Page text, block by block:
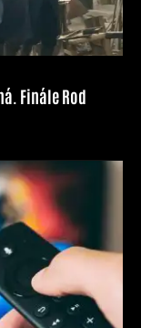
Finále Rod